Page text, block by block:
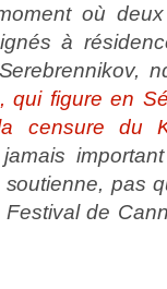
où
à
, qui figure en
censure du
pas
de